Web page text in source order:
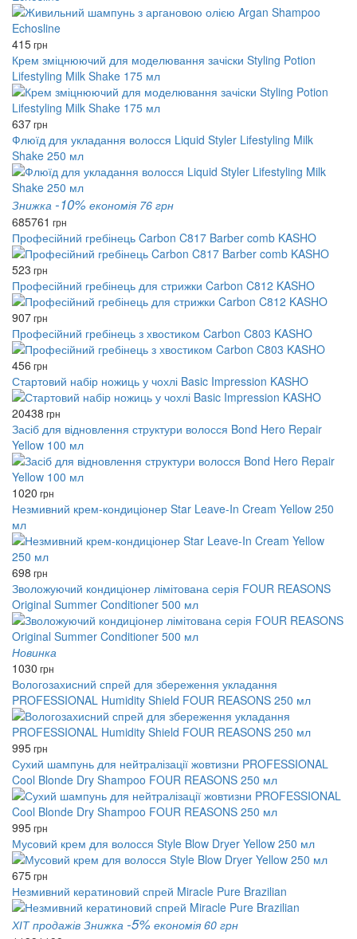
415грн
Крем зміцнюючий для моделювання зачіски Styling Potion
Lifestyling Milk Shake 175 мл
637грн
Флюїд для укладання волосся Liquid Styler Lifestyling Milk
Shake 250 мл
Знижка -10% економія 76 грн
685761 грн
Професійний гребінець Carbon C817 Barber comb KASHO
523 грн
Професійний гребінець для стрижки Carbon C812 KASHO
907грн
Професійний гребінець з хвостиком Carbon C803 KASHO
456 грн
Стартовий набір ножиць у чохлі Basic Impression KASHO
20438 грн
Засіб для відновлення структури волосся Bond Hero Repair
Yellow 100 мл
1020 грн
Незмивний крем-кондиціонер Star Leave-In Cream Yellow 250
мл
698 грн
Зволожуючий кондиціонер лімітована серія FOUR REASONS
Original Summer Conditioner 500 мл
Новинка
1030 грн
Вологозахисний спрей для збереження укладання
PROFESSIONAL Humidity Shield FOUR REASONS 250 мл
995грн
Сухий шампунь для нейтралізації жовтизни PROFESSIONAL
Cool Blonde Dry Shampoo FOUR REASONS 250 мл
995грн
Мусовий крем для волосся Style Blow Dryer Yellow 250 мл
675грн
Незмивний кератиновий спрей Miracle Pure Brazilian
ХІТ продажів Знижка -5% економія 60 грн